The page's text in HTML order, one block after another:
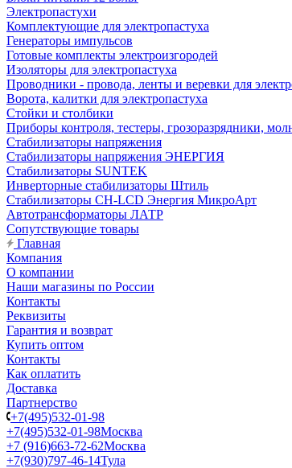
Электропастухи
Комплектующие для электропастуха
Генераторы импульсов
Готовые комплекты электроизгородей
Изоляторы для электропастуха
Проводники - провода, ленты и веревки для
Ворота, калитки для электропастуха
Стойки и столбики
Приборы контроля, тестеры, грозоразрядники,
Стабилизаторы напряжения
Стабилизаторы напряжения ЭНЕРГИЯ
Стабилизаторы SUNTEK
Инверторные стабилизаторы Штиль
Стабилизаторы СН-LCD Энepгия МикроАрт
Автотрансформаторы ЛАТР
Сопутствующие товары
Главная
Компания
О компании
Наши магазины по России
Контакты
Реквизиты
Гарантия и возврат
Купить оптом
Контакты
Как оплатить
Доставка
Партнерство
+7(495)532-01-98
+7(495)532-01-98Москва
+7 (916)663-72-62Москва
+7(930)797-46-14Тула